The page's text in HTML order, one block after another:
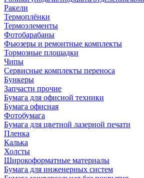
Ракели
Термоплёнки
Термоэлементы
Фотобарабаны
Фьюзеры и ремонтные комплекты
Тормозные площадки
Чипы
Сервисные комплекты переноса
Бункеры
Запчасти прочие
Бумага для офисной техники
Бумага офисная
Фотобумага
Бумага для цветной лазерной печати
Пленка
Калька
Холсты
Широкоформатные материалы
Бумага для инженерных систем